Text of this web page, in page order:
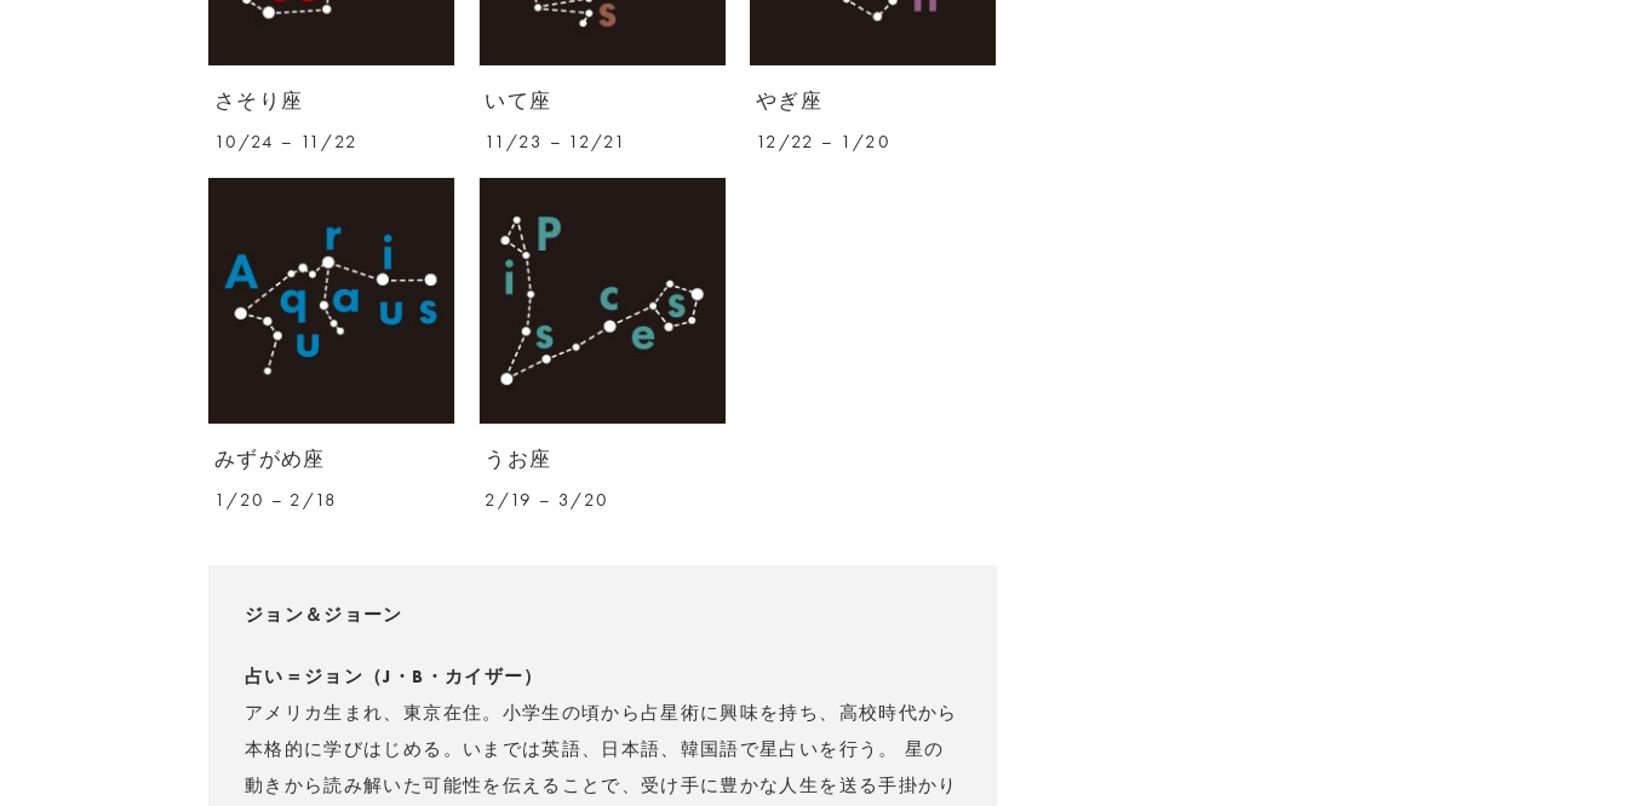
さそり座
10/24 – 11/22
いて座
11/23 – 12/21
やぎ座
12/22 – 1/20
みずがめ座
1/20 – 2/18
うお座
2/19 – 3/20
ジョン＆ジョーン
占い＝ジョン（J・B・カイザー）
アメリカ生まれ、東京在住。小学生の頃から占星術に興味を持ち、高校時代から
本格的に学びはじめる。いまでは英語、日本語、韓国語で星占いを行う。 星の
動きから読み解いた可能性を伝えることで、受け手に豊かな人生を送る手掛かり